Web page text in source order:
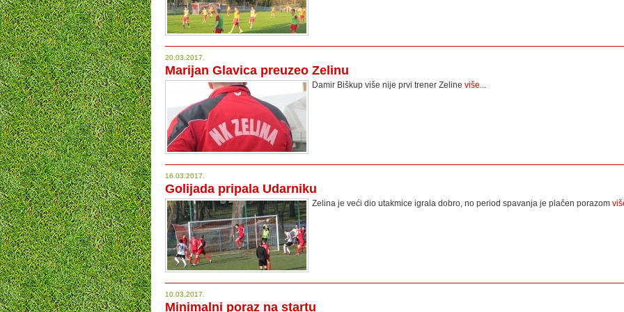
20.03.2017.
Marijan Glavica preuzeo Zelinu
Damir Biškup više nije prvi trener Zeline više...
16.03.2017.
Golijada pripala Udarniku
Zelina je veći dio utakmice igrala dobro, no period spavanja je plačen porazom
10.03.2017.
Minimalni poraz na startu